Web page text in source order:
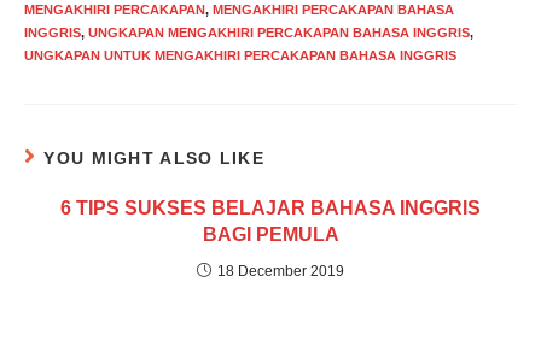
MENGAKHIRI PERCAKAPAN, MENGAKHIRI PERCAKAPAN BAHASA
INGGRIS, UNGKAPAN MENGAKHIRI PERCAKAPAN BAHASA INGGRIS,
UNGKAPAN UNTUK MENGAKHIRI PERCAKAPAN BAHASA INGGRIS
YOU MIGHT ALSO LIKE
6 TIPS SUKSES BELAJAR BAHASA INGGRIS
BAGI PEMULA
18 December 2019